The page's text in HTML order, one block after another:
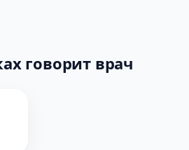
говорит врач